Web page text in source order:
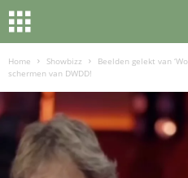
Home Showbizz
Beelden gelekt van
schermen van DWDD!